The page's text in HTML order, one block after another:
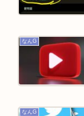
古田敦也が
【訃報】昭
鹿児島で3
の素顔と空
る
なんG
なんG